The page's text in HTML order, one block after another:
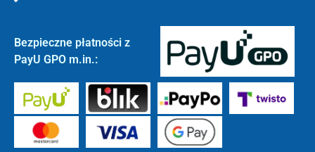
Bezpieczne płatności z
PayU GPO m.in.: